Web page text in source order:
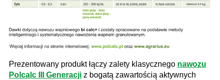
Prezentowany produkt łączy zalety klasycznego nawozu
Polcalc III Generacji z bogatą zawartością aktywnych